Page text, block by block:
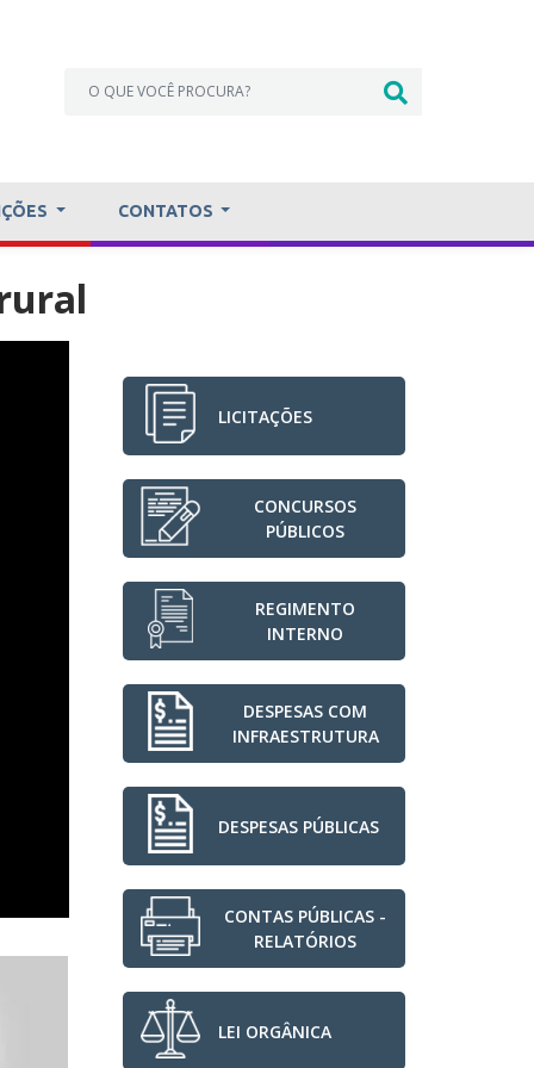
CONTATOS
LICITAÇÕES
CONCURSOS
PÚBLICOS
REGIMENTO
INTERNO
DESPESAS COM
INFRAESTRUTURA
DESPESAS PÚBLICAS
CONTAS PÚBLICAS -
RELATÓRIOS
LEI ORGÂNICA